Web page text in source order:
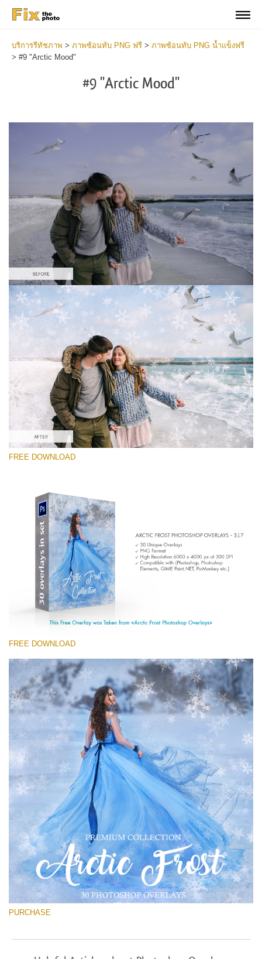
บริการรีทัชภาพ > ภาพซ้อนทับ PNG ฟรี > ภาพซ้อนทับ PNG น้ำแข็งฟรี
> #9 "Arctic Mood"
#9 "Arctic Mood"
โปรดเลือก
Free PNG Overlay #9
Small 800*533px
Artic Frost
(30 Overlays)
Large 6000*4000px
Large 6000*4000px
Entire Collection
(1783 Overlays)
Large 6000*4000px
ดาวน์โหลดฟรี
FREE DOWNLOAD
FREE DOWNLOAD
PURCHASE